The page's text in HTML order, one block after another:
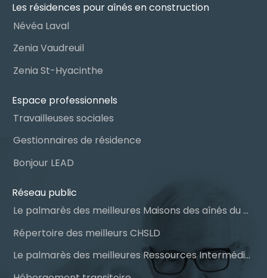
Les résidences pour aînés en construction
Névéa Laval
Zenia Vaudreuil
Zenia St-Hyacinthe
Espace professionnels
Travailleuses sociales
Gestionnaires de résidence
Bonjour LEAD
Réseau public
Le palmarès des meilleures Maisons des aînés du Québec
Répertoire des meilleurs CHSLD
Le palmarès des meilleures Ressources Intermédiaires (RI)